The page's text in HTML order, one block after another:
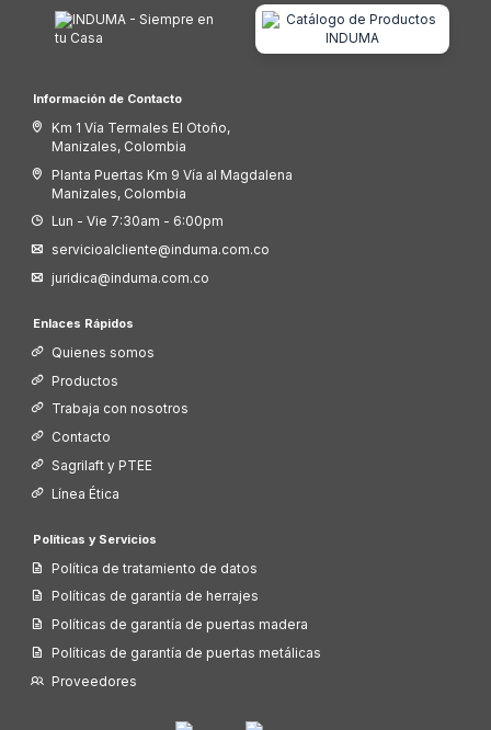
Información de Contacto
Km 1 Vía Termales El Otoño,
Manizales, Colombia
Planta Puertas Km 9 Vía al Magdalena
Manizales, Colombia
Lun - Vie 7:30am - 6:00pm
servicioalcliente@induma.com.co
juridica@induma.com.co
Enlaces Rápidos
Quienes somos
Productos
Trabaja con nosotros
Contacto
Sagrilaft y PTEE
Línea Ética
Políticas y Servicios
Política de tratamiento de datos
Políticas de garantía de herrajes
Políticas de garantía de puertas madera
Políticas de garantía de puertas metálicas
Proveedores